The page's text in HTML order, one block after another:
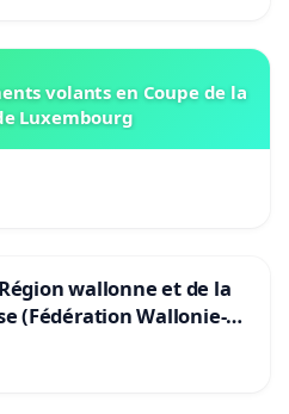
volants en Coupe de la
Luxembourg
wallonne et de la
(Fédération Wallonie-